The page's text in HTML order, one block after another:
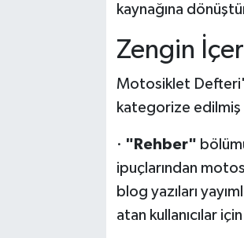
kaynağına
Zengin
Motosiklet
kategorize edilmiş
· "Rehber"
ipuçlarından
blog yazıları
atan kullanıcılar